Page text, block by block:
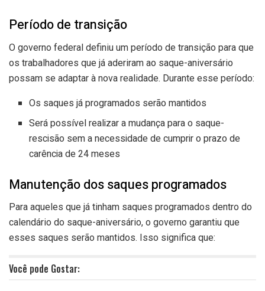
Período de transição
O governo federal definiu um período de transição para que
os trabalhadores que já aderiram ao saque-aniversário
possam se adaptar à nova realidade. Durante esse período:
Os saques já programados serão mantidos
Será possível realizar a mudança para o saque-
rescisão sem a necessidade de cumprir o prazo de
carência de 24 meses
Manutenção dos saques programados
Para aqueles que já tinham saques programados dentro do
calendário do saque-aniversário, o governo garantiu que
esses saques serão mantidos. Isso significa que:
Você pode Gostar: